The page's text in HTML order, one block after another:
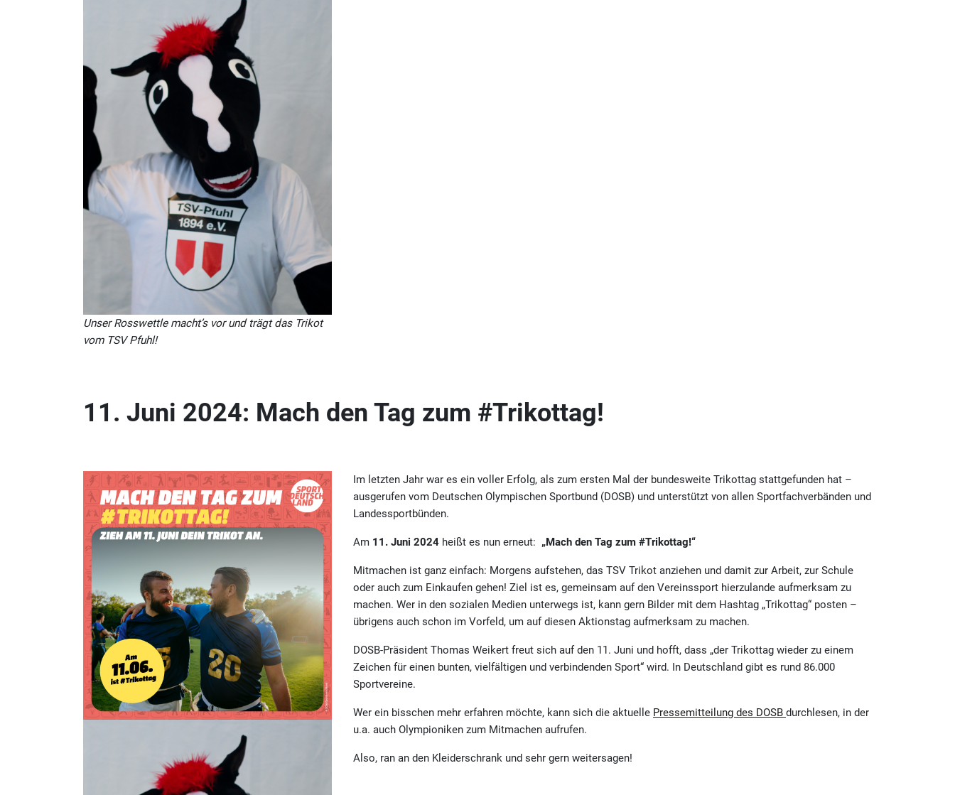
Unser Rosswettle macht’s vor und trägt das Trikot
vom TSV Pfuhl!
11. Juni 2024: Mach den Tag zum #Trikottag!
Im letzten Jahr war es ein voller Erfolg, als zum ersten Mal der bundesweite Trikottag stattgefunden hat –
ausgerufen vom Deutschen Olympischen Sportbund (DOSB) und unterstützt von allen Sportfachverbänden und
Landessportbünden.
Am 11. Juni 2024 heißt es nun erneut: „Mach den Tag zum #Trikottag!“
Mitmachen ist ganz einfach: Morgens aufstehen, das TSV Trikot anziehen und damit zur Arbeit, zur Schule
oder auch zum Einkaufen gehen! Ziel ist es, gemeinsam auf den Vereinssport hierzulande aufmerksam zu
machen. Wer in den sozialen Medien unterwegs ist, kann gern Bilder mit dem Hashtag „Trikottag“ posten –
übrigens auch schon im Vorfeld, um auf diesen Aktionstag aufmerksam zu machen.
DOSB-Präsident Thomas Weikert freut sich auf den 11. Juni und hofft, dass „der Trikottag wieder zu einem
Zeichen für einen bunten, vielfältigen und verbindenden Sport“ wird. In Deutschland gibt es rund 86.000
Sportvereine.
Wer ein bisschen mehr erfahren möchte, kann sich die aktuelle Pressemitteilung des DOSB durchlesen, in der
u.a. auch Olympioniken zum Mitmachen aufrufen.
Also, ran an den Kleiderschrank und sehr gern weitersagen!